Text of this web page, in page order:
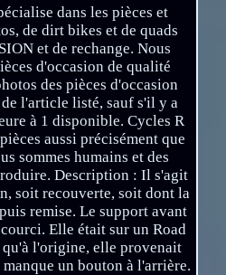
dans les pièces et
de dirt bikes et de quads
et de rechange. Nous
d'occasion de qualité
des pièces d'occasion
l'article listé, sauf s'il y a
à 1 disponible. Cycles R
aussi précisément que
sommes humains et des
Description : Il s'agit
soit recouverte, soit dont la
remise. Le support avant
Elle était sur un Road
l'origine, elle provenait
un bouton à l'arrière.